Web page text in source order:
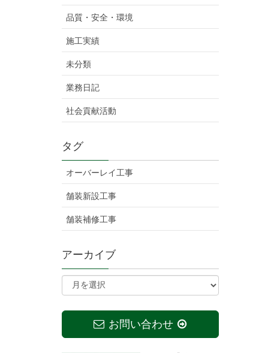
品質・安全・環境
施工実績
未分類
業務日記
社会貢献活動
タグ
オーバーレイ工事
舗装新設工事
舗装補修工事
アーカイブ
お問い合わせ